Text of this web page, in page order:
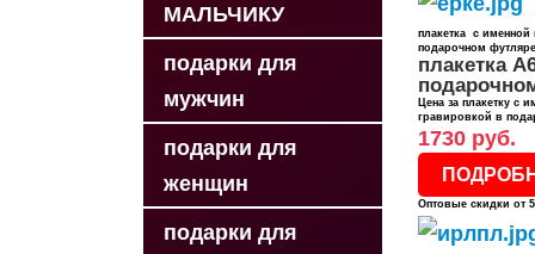
МАЛЬЧИКУ
подарки для
мужчин
подарки для
женщин
подарки для
плакетка с
подарочном
плакетка
Цена за плакетку с
гравировкой в
1730 руб.
Оптовые скидки от